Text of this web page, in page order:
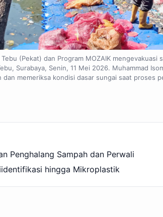
(Pekat) dan Program MOZAIK
Surabaya, Senin, 11 Mei 2026. Muhammad
memeriksa kondisi dasar sungai saat proses
Penghalang Sampah dan Perwali
hingga Mikroplastik